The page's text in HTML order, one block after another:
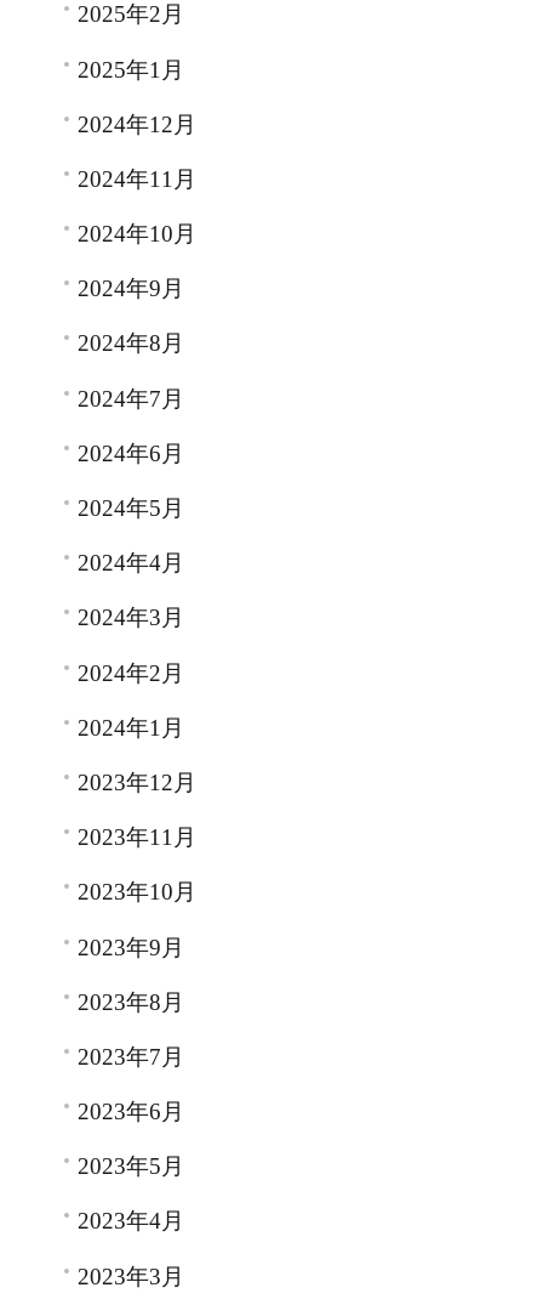
2025年2月
2025年1月
2024年12月
2024年11月
2024年10月
2024年9月
2024年8月
2024年7月
2024年6月
2024年5月
2024年4月
2024年3月
2024年2月
2024年1月
2023年12月
2023年11月
2023年10月
2023年9月
2023年8月
2023年7月
2023年6月
2023年5月
2023年4月
2023年3月